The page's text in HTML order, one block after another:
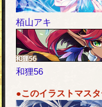
栢山アキ
和狸56
●このイラストマス